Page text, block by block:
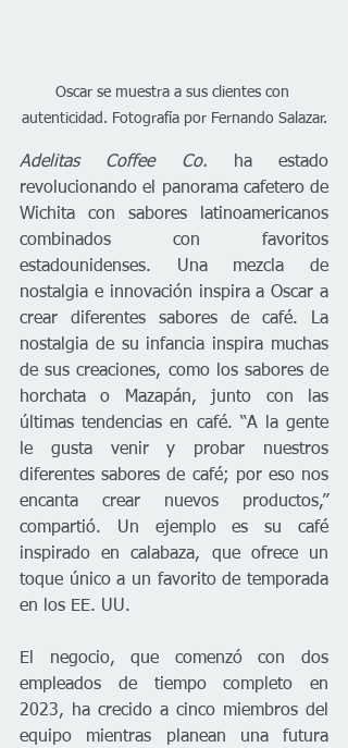
Oscar se muestra a sus clientes con
autenticidad. Fotografía por Fernando Salazar.
Adelitas Coffee Co. ha estado
revolucionando el panorama cafetero de
Wichita con sabores latinoamericanos
combinados con favoritos
estadounidenses. Una mezcla de
nostalgia e innovación inspira a Oscar a
crear diferentes sabores de café. La
nostalgia de su infancia inspira muchas
de sus creaciones, como los sabores de
horchata o Mazapán, junto con las
últimas tendencias en café. “A la gente
le gusta venir y probar nuestros
diferentes sabores de café; por eso nos
encanta crear nuevos productos,”
compartió. Un ejemplo es su café
inspirado en calabaza, que ofrece un
toque único a un favorito de temporada
en los EE. UU.
El negocio, que comenzó con dos
empleados de tiempo completo en
2023, ha crecido a cinco miembros del
equipo mientras planean una futura